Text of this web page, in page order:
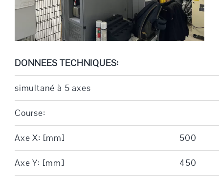
DONNEES TECHNIQUES:
simultané à 5 axes
Course:
Axe X: [mm] 500
Axe Y: [mm] 450